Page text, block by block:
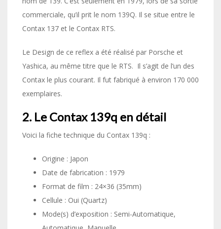
commerciale, qu’il prit le nom 139Q. Il se situe entre le
Contax 137 et le Contax RTS.
Le Design de ce reflex a été réalisé par Porsche et
Yashica, au même titre que le RTS. Il s’agit de l’un des
Contax le plus courant. Il fut fabriqué à environ 170 000
exemplaires.
2. Le Contax 139q en détail
Voici la fiche technique du Contax 139q :
Origine : Japon
Date de fabrication : 1979
Format de film : 24×36 (35mm)
Cellule : Oui (Quartz)
Mode(s) d’exposition : Semi-Automatique,